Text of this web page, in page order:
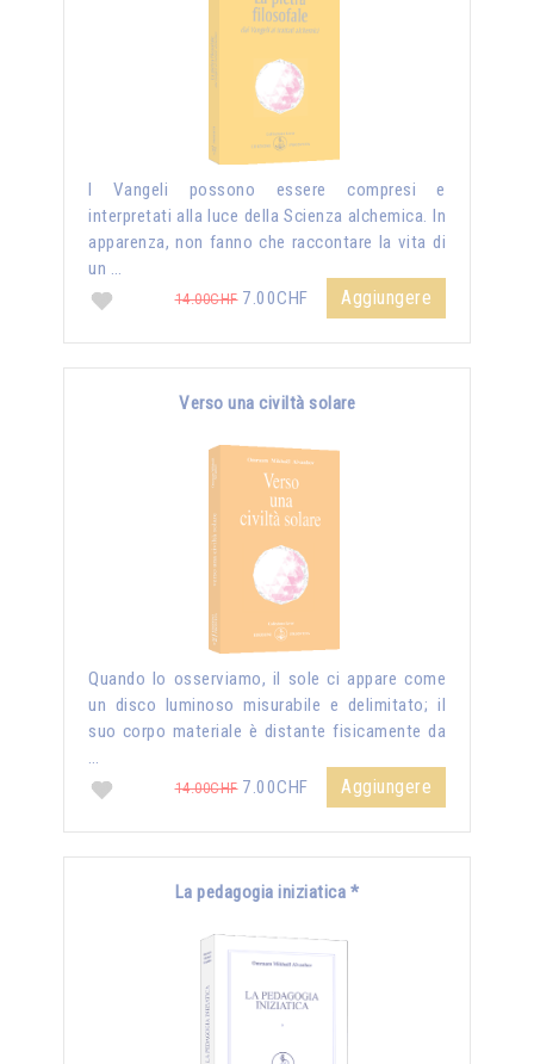
I Vangeli possono essere compresi e
interpretati alla luce della Scienza alchemica. In
apparenza, non fanno che raccontare la vita di
un …
14.00CHF7.00CHF Aggiungere
Verso una civiltà solare
Quando lo osserviamo, il sole ci appare come
un disco luminoso misurabile e delimitato; il
suo corpo materiale è distante fisicamente da
…
14.00CHF7.00CHF Aggiungere
La pedagogia iniziatica *